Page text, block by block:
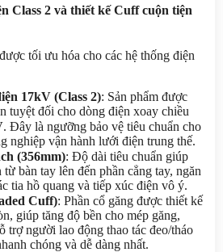
Class 2 và thiết kế Cuff cuộn tiện
tối ưu hóa cho các hệ thống điện
17kV (Class 2): Sản phẩm được
tuyệt đối cho dòng điện xoay chiều
. Đây là ngưỡng bảo vệ tiêu chuẩn cho
nghiệp vận hành lưới điện trung thế.
(356mm): Độ dài tiêu chuẩn giúp
từ bàn tay lên đến phần cẳng tay, ngăn
tia hồ quang và tiếp xúc điện vô ý.
Cuff): Phần cổ găng được thiết kế
giúp tăng độ bền cho mép găng,
trợ người lao động thao tác đeo/tháo
chóng và dễ dàng nhất.